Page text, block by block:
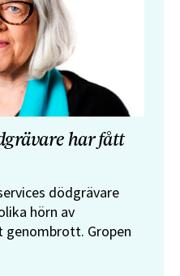
har fått
dödgrävare
hörn av
Gropen